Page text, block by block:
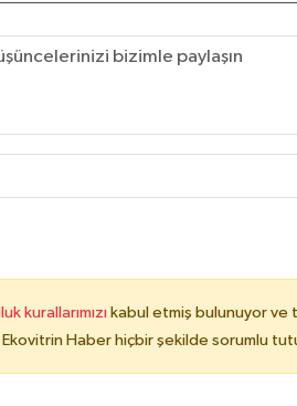
kurallarımızı kabul etmiş bulunuyor ve
Ekovitrin Haber hiçbir şekilde sorumlu